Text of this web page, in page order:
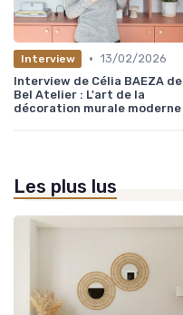
Interview • 13/02/2026
Interview de Célia BAEZA de
Bel Atelier : L'art de la
décoration murale moderne
Les plus lus